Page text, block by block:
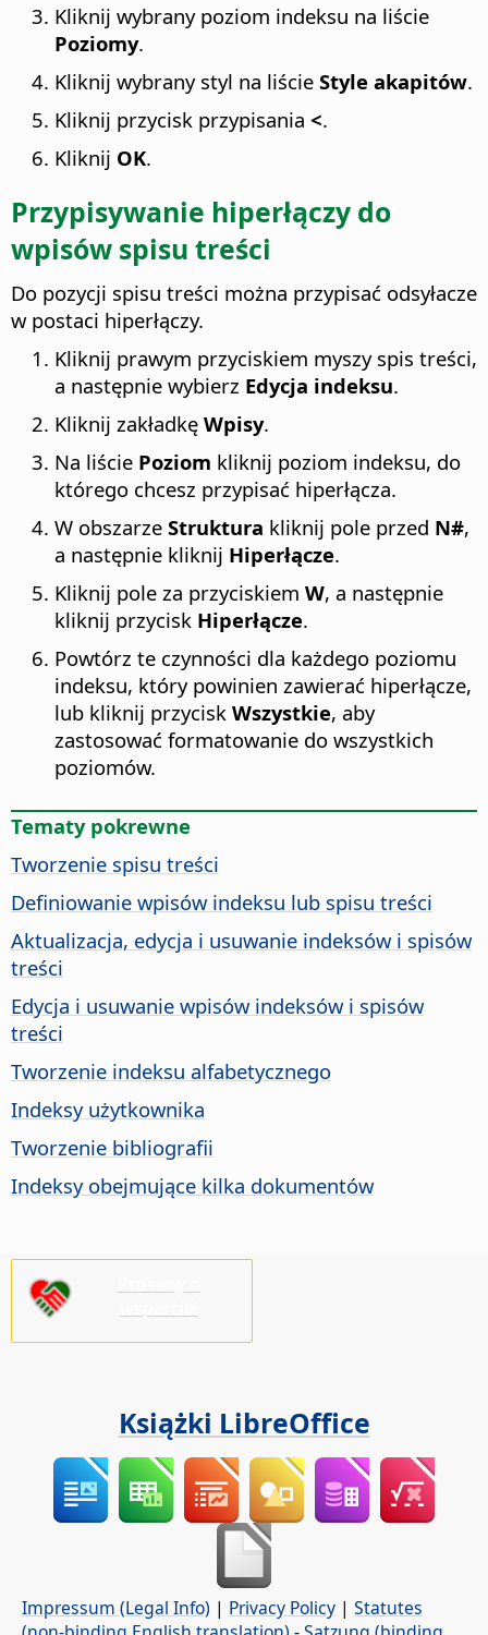
Kliknij wybrany poziom indeksu na liście
Poziomy.
Kliknij wybrany styl na liście Style akapitów.
Kliknij przycisk przypisania <.
Kliknij OK.
Przypisywanie hiperłączy do
wpisów spisu treści
Do pozycji spisu treści można przypisać odsyłacze
w postaci hiperłączy.
Kliknij prawym przyciskiem myszy spis treści,
a następnie wybierz Edycja indeksu.
Kliknij zakładkę Wpisy.
Na liście Poziom kliknij poziom indeksu, do
którego chcesz przypisać hiperłącza.
W obszarze Struktura kliknij pole przed N#,
a następnie kliknij Hiperłącze.
Kliknij pole za przyciskiem W, a następnie
kliknij przycisk Hiperłącze.
Powtórz te czynności dla każdego poziomu
indeksu, który powinien zawierać hiperłącze,
lub kliknij przycisk Wszystkie, aby
zastosować formatowanie do wszystkich
poziomów.
Tematy pokrewne
Tworzenie spisu treści
Definiowanie wpisów indeksu lub spisu treści
Aktualizacja, edycja i usuwanie indeksów i spisów
treści
Edycja i usuwanie wpisów indeksów i spisów
treści
Tworzenie indeksu alfabetycznego
Indeksy użytkownika
Tworzenie bibliografii
Indeksy obejmujące kilka dokumentów
Książki LibreOffice
Impressum (Legal Info) | Privacy Policy | Statutes